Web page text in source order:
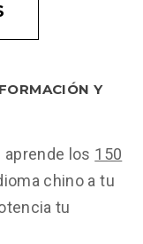
Y
aprende los 150
chino a tu
tu